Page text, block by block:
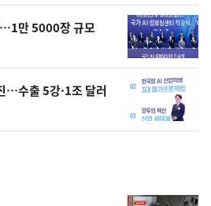
만 5000장 규모
…수출 5강·1조 달러